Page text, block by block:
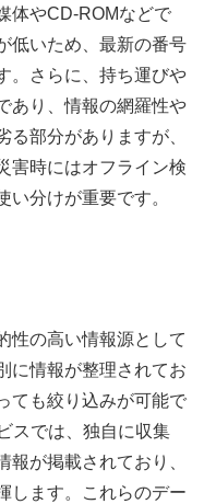
体やCD-ROMなどで
低いため、最新の番号
。さらに、持ち運びや
あり、情報の網羅性や
部分がありますが、
害時にはオフライン検
分けが重要です。
性の高い情報源として
に情報が整理されてお
ても絞り込みが可能で
スでは、独自に収集
報が掲載されており、
します。これらのデー